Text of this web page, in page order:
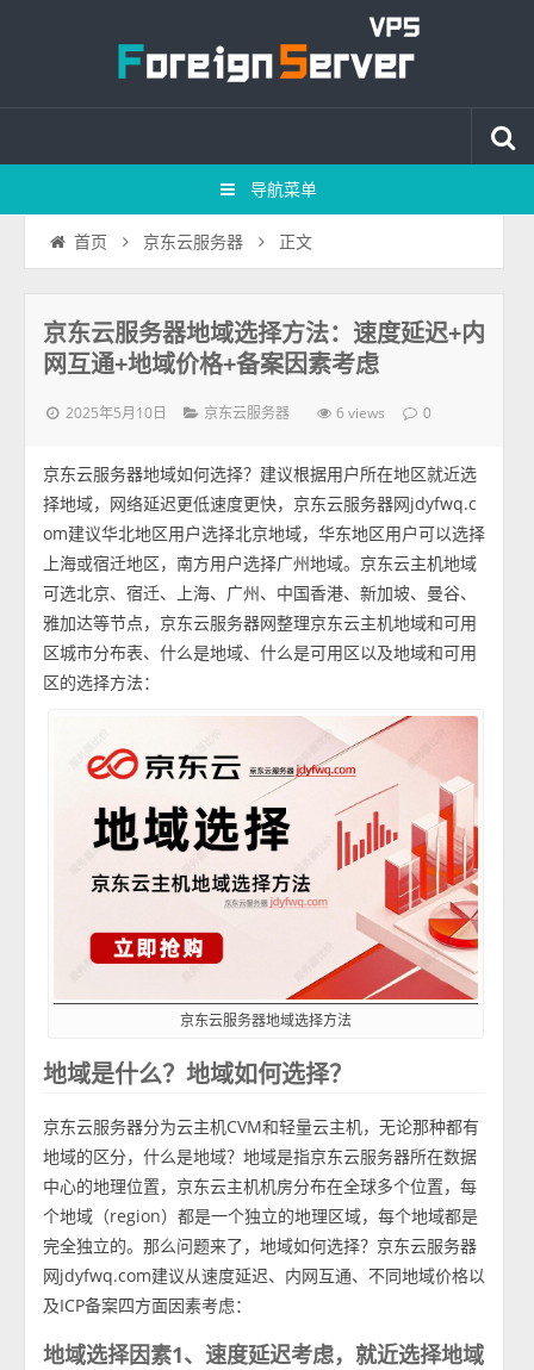
导航菜单
首页 京东云服务器 正文
京东云服务器地域选择方法：速度延迟+内
网互通+地域价格+备案因素考虑
2025年5月10日 京东云服务器 6 views 0
京东云服务器地域如何选择？建议根据用户所在地区就近选
择地域，网络延迟更低速度更快，京东云服务器网jdyfwq.c
om建议华北地区用户选择北京地域，华东地区用户可以选择
上海或宿迁地区，南方用户选择广州地域。京东云主机地域
可选北京、宿迁、上海、广州、中国香港、新加坡、曼谷、
雅加达等节点，京东云服务器网整理京东云主机地域和可用
区城市分布表、什么是地域、什么是可用区以及地域和可用
区的选择方法：
京东云服务器地域选择方法
地域是什么？地域如何选择？
京东云服务器分为云主机CVM和轻量云主机，无论那种都有
地域的区分，什么是地域？地域是指京东云服务器所在数据
中心的地理位置，京东云主机机房分布在全球多个位置，每
个地域（region）都是一个独立的地理区域，每个地域都是
完全独立的。那么问题来了，地域如何选择？京东云服务器
网jdyfwq.com建议从速度延迟、内网互通、不同地域价格以
及ICP备案四方面因素考虑：
地域选择因素1、速度延迟考虑，就近选择地域